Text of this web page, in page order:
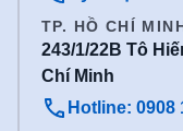
TP. HỒ CHÍ
243/1/22B Tô
Chí Minh
Hotline: 0908